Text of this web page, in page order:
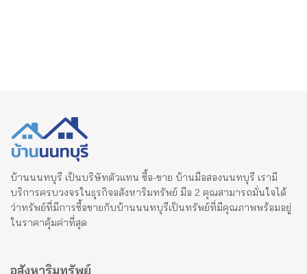
บ้านนนทบุรี เป็นบริษัทตัวแทน ซื้อ-ขาย บ้านมือสองนนทบุรี เรามี
บริการครบวงจรในธุรกิจอสังหาริมทรัพย์ มือ 2 คุณสามารถมั่นใจได้
ว่าทรัพย์ที่มีการซื้อขายกับบ้านนนทบุรีเป็นทรัพย์ที่มีคุณภาพพร้อมอยู่
ในราคาคุ้มค่าที่สุด
อสังหาริมทรัพย์